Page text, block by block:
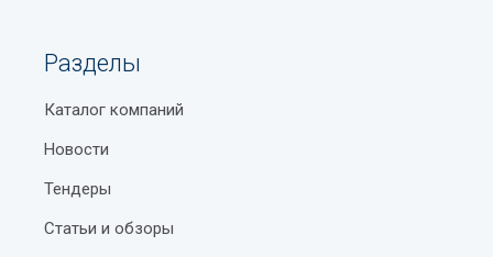
Разделы
Каталог компаний
Новости
Тендеры
Статьи и обзоры